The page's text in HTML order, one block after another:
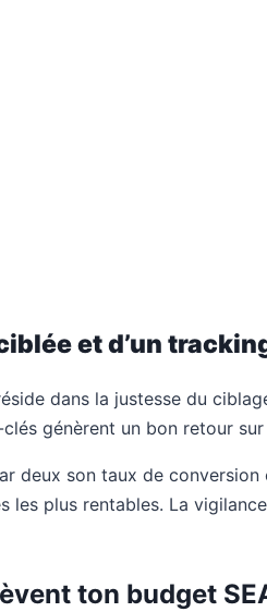
et d’un
dans la justesse du
génèrent un bon retour
deux son taux de
les plus rentables. La
ton budget